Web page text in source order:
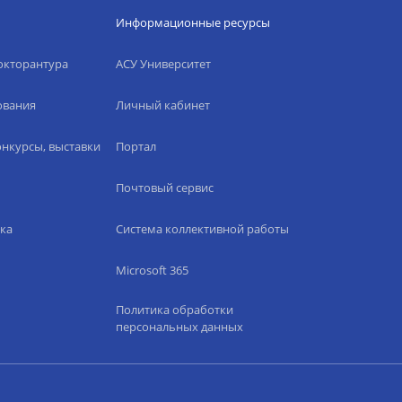
выставки
Информационные ресурсы
АСУ Университет
Личный кабинет
Портал
Почтовый сервис
Система коллективной работы
Microsoft 365
Политика обработки
персональных данных